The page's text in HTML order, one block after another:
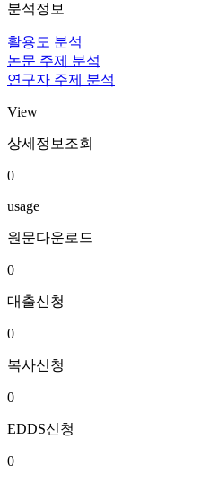
분석정보
활용도 분석
논문 주제 분석
연구자 주제 분석
View
상세정보조회
0
usage
원문다운로드
0
대출신청
0
복사신청
0
EDDS신청
0